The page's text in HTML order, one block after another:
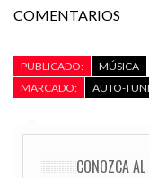
COMENTARIOS
PUBLICADO:
MÚSICA
MARCADO:
AUTO-
CONOZCA